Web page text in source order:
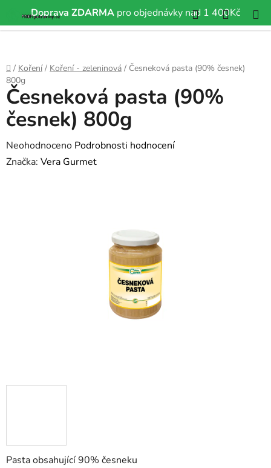
Doprava ZDARMA pro objednávky nad 1 400Kč
Přejít
Hledat
KOŠÍK
Domů
/ Koření / Koření - zeleninová / Česneková pasta (90% česnek)
800g
Pasta obsahující 90% česneku
Česneková pasta (90%
česnek) 800g
Průměrné
hodnocení
Neohodnoceno Podrobnosti hodnocení
Značka: Vera Gurmet